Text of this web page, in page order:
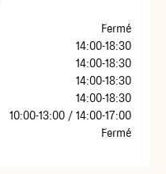
Fermé
14:00-18:30
14:00-18:30
14:00-18:30
14:00-18:30
10:00-13:00 / 14:00-17:00
Fermé